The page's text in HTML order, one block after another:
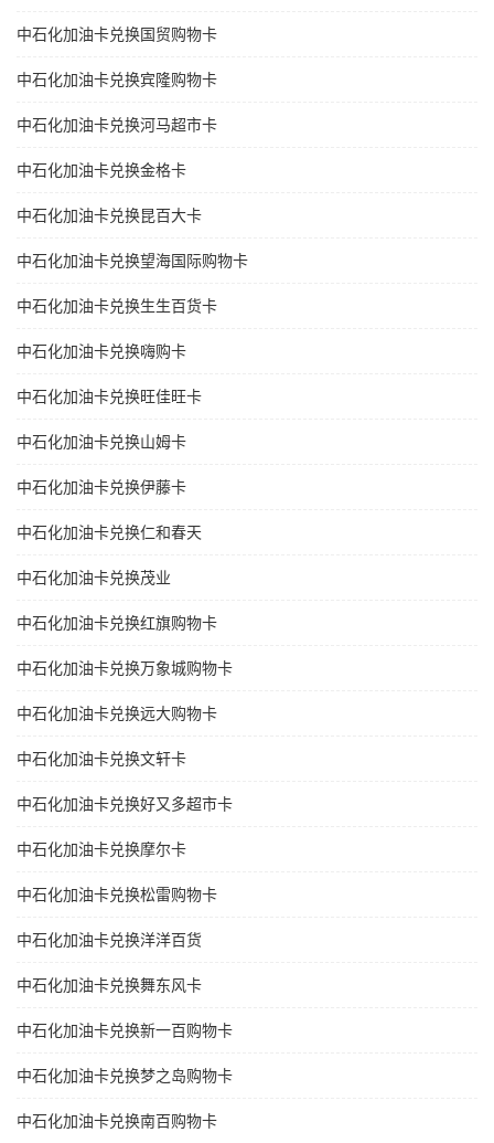
中石化加油卡兑换国贸购物卡
中石化加油卡兑换宾隆购物卡
中石化加油卡兑换河马超市卡
中石化加油卡兑换金格卡
中石化加油卡兑换昆百大卡
中石化加油卡兑换望海国际购物卡
中石化加油卡兑换生生百货卡
中石化加油卡兑换嗨购卡
中石化加油卡兑换旺佳旺卡
中石化加油卡兑换山姆卡
中石化加油卡兑换伊藤卡
中石化加油卡兑换仁和春天
中石化加油卡兑换茂业
中石化加油卡兑换红旗购物卡
中石化加油卡兑换万象城购物卡
中石化加油卡兑换远大购物卡
中石化加油卡兑换文轩卡
中石化加油卡兑换好又多超市卡
中石化加油卡兑换摩尔卡
中石化加油卡兑换松雷购物卡
中石化加油卡兑换洋洋百货
中石化加油卡兑换舞东风卡
中石化加油卡兑换新一百购物卡
中石化加油卡兑换梦之岛购物卡
中石化加油卡兑换南百购物卡